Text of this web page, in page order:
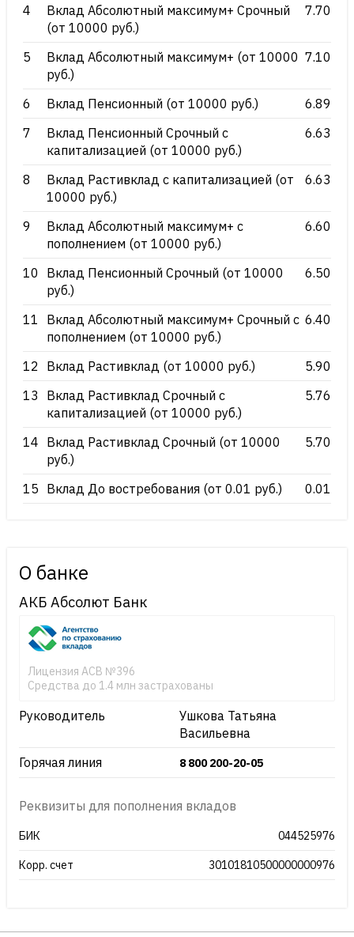
4
Вклад Абсолютный максимум+ Срочный
(от 10000 руб.)
7.70
5
Вклад Абсолютный максимум+ (от 10000
руб.)
7.10
6 Вклад Пенсионный (от 10000 руб.)
6.89
7
Вклад Пенсионный Срочный с
капитализацией (от 10000 руб.)
6.63
8
Вклад Растивклад с капитализацией (от
10000 руб.)
6.63
9
Вклад Абсолютный максимум+ с
пополнением (от 10000 руб.)
6.60
10
Вклад Пенсионный Срочный (от 10000
руб.)
6.50
11
Вклад Абсолютный максимум+ Срочный с
пополнением (от 10000 руб.)
6.40
12 Вклад Растивклад (от 10000 руб.)
5.90
13
Вклад Растивклад Срочный с
капитализацией (от 10000 руб.)
5.76
14 Вклад Растивклад Срочный (от 10000
руб.)
5.70
15 Вклад До востребования (от 0.01 руб.) 0.01
О банке
АКБ Абсолют Банк
Лицензия АСВ №396
Средства до 1.4 млн застрахованы
Руководитель
Ушкова Татьяна
Васильевна
Горячая линия
8 800 200-20-05
Реквизиты для пополнения вкладов
БИК 044525976
Корр. счет 30101810500000000976